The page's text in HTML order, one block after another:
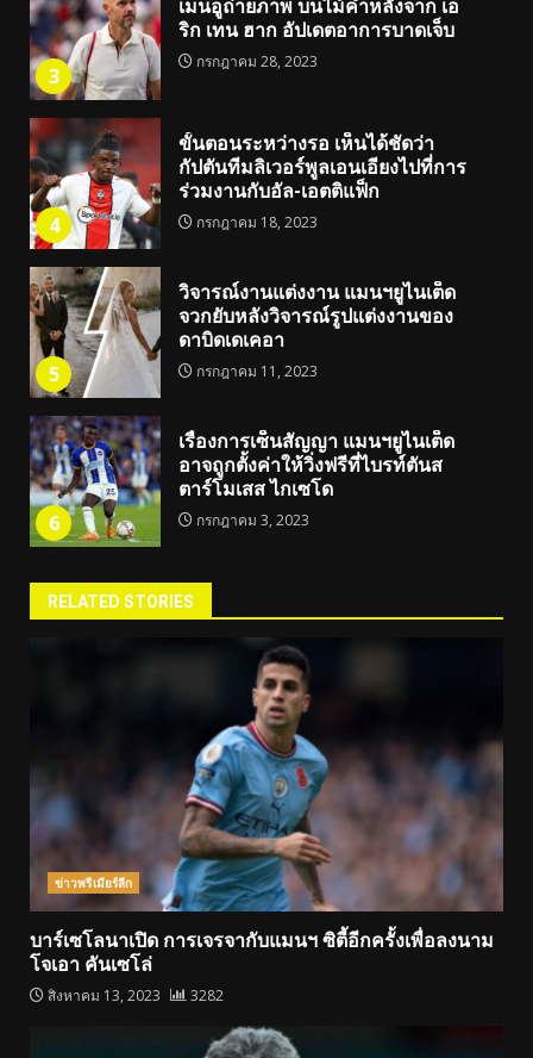
3
เมนอูถ่ายภาพ บนไม้ค้ำหลังจาก เอ
ริก เทน ฮาก อัปเดตอาการบาดเจ็บ
กรกฎาคม 28, 2023
4
ขั้นตอนระหว่างรอ เห็นได้ชัดว่า
กัปตันทีมลิเวอร์พูลเอนเอียงไปที่การ
ร่วมงานกับอัล-เอตติแฟ็ก
กรกฎาคม 18, 2023
5
วิจารณ์งานแต่งงาน แมนฯยูไนเต็ด
จวกยับหลังวิจารณ์รูปแต่งงานของ
ดาบิดเดเคอา
กรกฎาคม 11, 2023
6
เรื่องการเซ็นสัญญา แมนฯยูไนเต็ด
อาจถูกตั้งค่าให้วิ่งฟรีที่ไบรท์ตันส
ตาร์โมเสส ไกเซโด
กรกฎาคม 3, 2023
RELATED STORIES
ข่าวพรีเมียร์ลีก
บาร์เซโลนาเปิด การเจรจากับแมนฯ ซิตี้อีกครั้งเพื่อลงนาม
โจเอา คันเซโล่
สิงหาคม 13, 2023 3282